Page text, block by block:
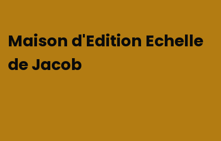
Maison d'Edition Echelle
de Jacob